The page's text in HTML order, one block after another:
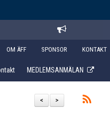
OM ÄFF SPONSOR KONTAKT
MEDLEMSANMÄLAN
>
<